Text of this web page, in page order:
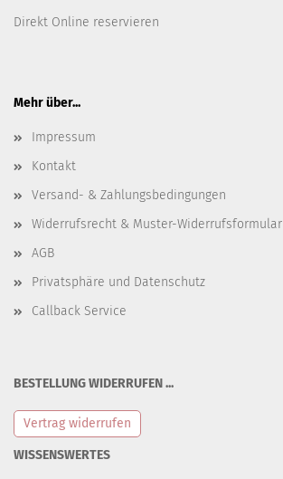
Direkt Online reservieren
Mehr über...
Impressum
Kontakt
Versand- & Zahlungsbedingungen
Widerrufsrecht & Muster-Widerrufsformular
AGB
Privatsphäre und Datenschutz
Callback Service
BESTELLUNG WIDERRUFEN ...
Vertrag widerrufen
WISSENSWERTES